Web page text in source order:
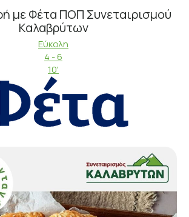
με Φέτα ΠΟΠ Συνεταιρισμού
Καλαβρύτων
Εύκολη
4 - 6
10'